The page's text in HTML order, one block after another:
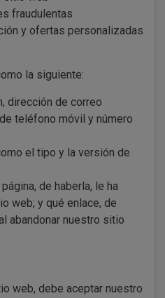
fraudulentas
y ofertas personalizadas
la siguiente:
dirección de correo
teléfono móvil y número
el tipo y la versión de
de haberla, le ha
web; y qué enlace, de
abandonar nuestro sitio
web, debe aceptar nuestro